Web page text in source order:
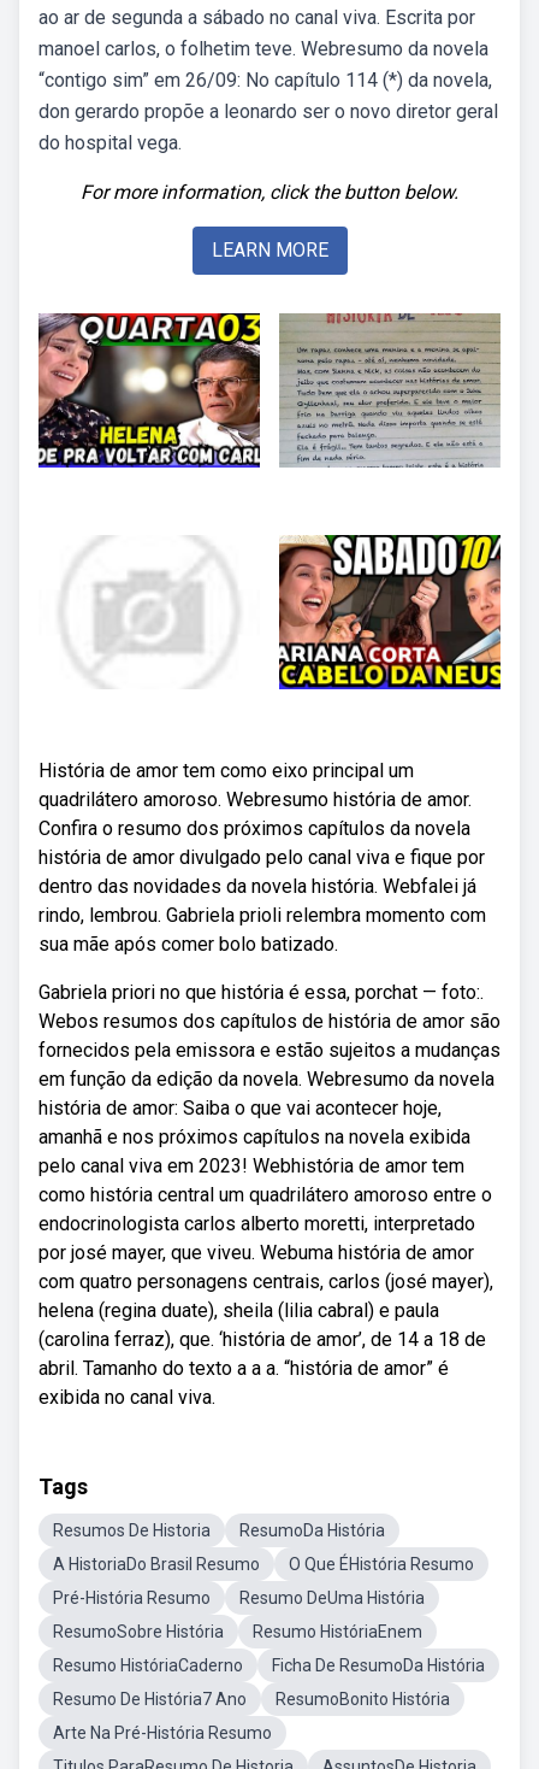
ao ar de segunda a sábado no canal viva. Escrita por
manoel carlos, o folhetim teve. Webresumo da novela
“contigo sim” em 26/09: No capítulo 114 (*) da novela,
don gerardo propõe a leonardo ser o novo diretor geral
do hospital vega.
For more information, click the button below.
LEARN MORE
História de amor tem como eixo principal um
quadrilátero amoroso. Webresumo história de amor.
Confira o resumo dos próximos capítulos da novela
história de amor divulgado pelo canal viva e fique por
dentro das novidades da novela história. Webfalei já
rindo, lembrou. Gabriela prioli relembra momento com
sua mãe após comer bolo batizado.
Gabriela priori no que história é essa, porchat — foto:.
Webos resumos dos capítulos de história de amor são
fornecidos pela emissora e estão sujeitos a mudanças
em função da edição da novela. Webresumo da novela
história de amor: Saiba o que vai acontecer hoje,
amanhã e nos próximos capítulos na novela exibida
pelo canal viva em 2023! Webhistória de amor tem
como história central um quadrilátero amoroso entre o
endocrinologista carlos alberto moretti, interpretado
por josé mayer, que viveu. Webuma história de amor
com quatro personagens centrais, carlos (josé mayer),
helena (regina duate), sheila (lilia cabral) e paula
(carolina ferraz), que. ‘história de amor’, de 14 a 18 de
abril. Tamanho do texto a a a. “história de amor” é
exibida no canal viva.
Tags
Resumos De Historia
ResumoDa História
A HistoriaDo Brasil Resumo
O Que ÉHistória Resumo
Pré-História Resumo
Resumo DeUma História
ResumoSobre História
Resumo HistóriaEnem
Resumo HistóriaCaderno
Ficha De ResumoDa História
Resumo De História7 Ano
ResumoBonito História
Arte Na Pré-História Resumo